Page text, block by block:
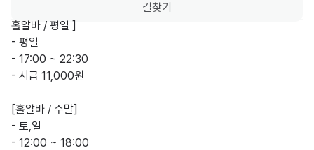
길찾기
홀알바 / 평일 ]
- 평일
- 17:00 ~ 22:30
- 시급 11,000원
[홀알바 / 주말]
- 토,일
- 12:00 ~ 18:00